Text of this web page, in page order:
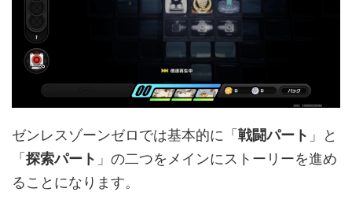
ゼンレスゾーンゼロでは基本的に「 戦闘パート 」と
「 探索パート 」の二つをメインにストーリーを進め
ることになります。